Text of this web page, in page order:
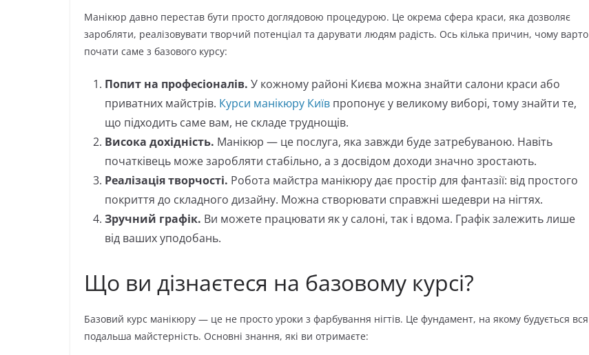
Манікюр давно перестав бути просто доглядовою процедурою. Це окрема сфера краси, яка дозволяє
заробляти, реалізовувати творчий потенціал та дарувати людям радість. Ось кілька причин, чому варто
почати саме з базового курсу:
Попит на професіоналів. У кожному районі Києва можна знайти салони краси або
приватних майстрів. Курси манікюру Київ пропонує у великому виборі, тому знайти те,
що підходить саме вам, не складе труднощів.
Висока дохідність. Манікюр — це послуга, яка завжди буде затребуваною. Навіть
початківець може заробляти стабільно, а з досвідом доходи значно зростають.
Реалізація творчості. Робота майстра манікюру дає простір для фантазії: від простого
покриття до складного дизайну. Можна створювати справжні шедеври на нігтях.
Зручний графік. Ви можете працювати як у салоні, так і вдома. Графік залежить лише
від ваших уподобань.
Що ви дізнаєтеся на базовому курсі?
Базовий курс манікюру — це не просто уроки з фарбування нігтів. Це фундамент, на якому будується вся
подальша майстерність. Основні знання, які ви отримаєте: